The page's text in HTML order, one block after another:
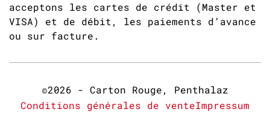
acceptons les cartes de crédit (Master et
VISA) et de débit, les paiements d’avance
ou sur facture.
©2026 - Carton Rouge, Penthalaz
Conditions générales de venteImpressum